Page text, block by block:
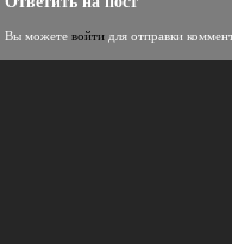
Вы можете войтидля отправки